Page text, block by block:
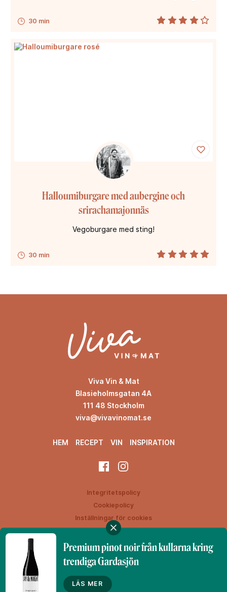
30 min
30 min
Halloumiburgare med aubergine och
srirachamajonnäs
Vegoburgare med sting!
Viva Vin & Mat
Blasieholmsgatan 4A
111 48 Stockholm
viva@vivavinomat.se
HEM RECEPT VIN INSPIRATION
Integritetspolicy
Cookiepolicy
Inställningar för cookies
Denna webbplats drivs av Vinklubben i Norden AB
© 2026 vivavinomat.se
Premium pinot noir från kullarna kring
trendiga Gardasjön
LÄS MER